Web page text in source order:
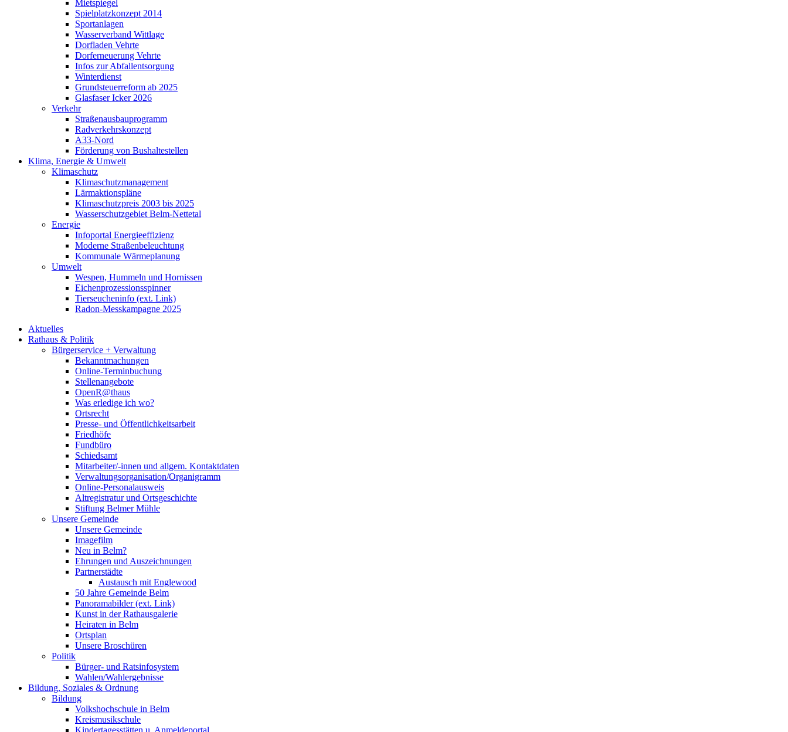
Mietspiegel
Spielplatzkonzept 2014
Sportanlagen
Wasserverband Wittlage
Dorfladen Vehrte
Dorferneuerung Vehrte
Infos zur Abfallentsorgung
Winterdienst
Grundsteuerreform ab 2025
Glasfaser Icker 2026
Verkehr
Straßenausbauprogramm
Radverkehrskonzept
A33-Nord
Förderung von Bushaltestellen
Klima, Energie & Umwelt
Klimaschutz
Klimaschutzmanagement
Lärmaktionspläne
Klimaschutzpreis 2003 bis 2025
Wasserschutzgebiet Belm-Nettetal
Energie
Infoportal Energieeffizienz
Moderne Straßenbeleuchtung
Kommunale Wärmeplanung
Umwelt
Wespen, Hummeln und Hornissen
Eichenprozessionsspinner
Tierseucheninfo (ext. Link)
Radon-Messkampagne 2025
Aktuelles
Rathaus & Politik
Bürgerservice + Verwaltung
Bekanntmachungen
Online-Terminbuchung
Stellenangebote
OpenR@thaus
Was erledige ich wo?
Ortsrecht
Presse- und Öffentlichkeitsarbeit
Friedhöfe
Fundbüro
Schiedsamt
Mitarbeiter/-innen und allgem. Kontaktdaten
Verwaltungsorganisation/Organigramm
Online-Personalausweis
Altregistratur und Ortsgeschichte
Stiftung Belmer Mühle
Unsere Gemeinde
Unsere Gemeinde
Imagefilm
Neu in Belm?
Ehrungen und Auszeichnungen
Partnerstädte
Austausch mit Englewood
50 Jahre Gemeinde Belm
Panoramabilder (ext. Link)
Kunst in der Rathausgalerie
Heiraten in Belm
Ortsplan
Unsere Broschüren
Politik
Bürger- und Ratsinfosystem
Wahlen/Wahlergebnisse
Bildung, Soziales & Ordnung
Bildung
Volkshochschule in Belm
Kreismusikschule
Kindertagesstätten u. Anmeldeportal